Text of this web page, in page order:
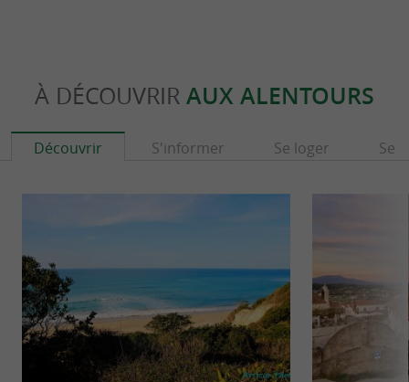
À DÉCOUVRIR AUX ALENTOURS
Découvrir S'informer Se loger Se